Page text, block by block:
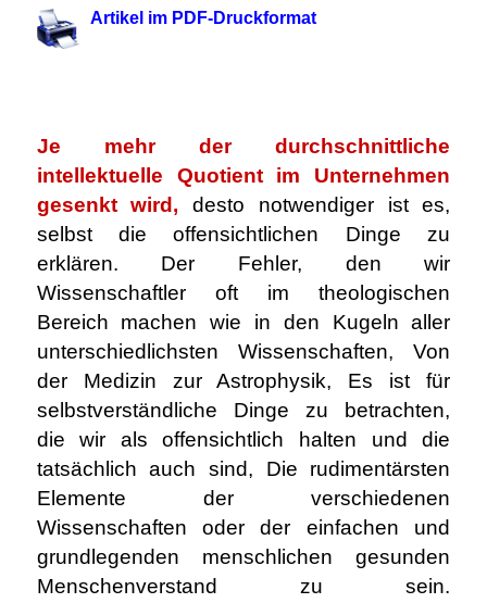
Artikel im PDF-Druckformat
Je mehr der durchschnittliche
intellektuelle Quotient im Unternehmen
gesenkt wird, desto notwendiger ist es,
selbst die offensichtlichen Dinge zu
erklären. Der Fehler, den wir
Wissenschaftler oft im theologischen
Bereich machen wie in den Kugeln aller
unterschiedlichsten Wissenschaften, Von
der Medizin zur Astrophysik, Es ist für
selbstverständliche Dinge zu betrachten,
die wir als offensichtlich halten und die
tatsächlich auch sind, Die rudimentärsten
Elemente der verschiedenen
Wissenschaften oder der einfachen und
grundlegenden menschlichen gesunden
Menschenverstand zu sein.